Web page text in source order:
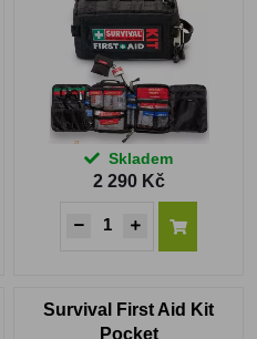
Skladem
2 290 Kč
Survival First Aid Kit
Pocket